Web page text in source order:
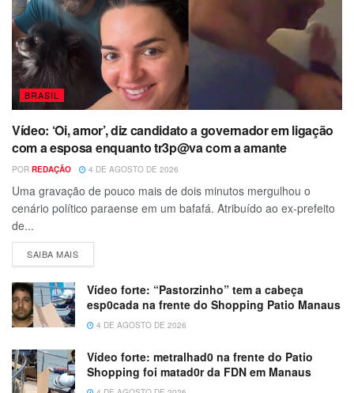
BRASIL
Vídeo: ‘Oi, amor’, diz candidato a governador em ligação
com a esposa enquanto tr3p@va com a amante
POR REDAÇÃO 4 DE AGOSTO DE 2026
Uma gravação de pouco mais de dois minutos mergulhou o
cenário político paraense em um bafafá. Atribuído ao ex-prefeito
de...
SAIBA MAIS
Vídeo forte: “Pastorzinho” tem a cabeça
esp0cada na frente do Shopping Patio Manaus
4 DE AGOSTO DE 2026
Vídeo forte: metralhad0 na frente do Patio
Shopping foi matad0r da FDN em Manaus